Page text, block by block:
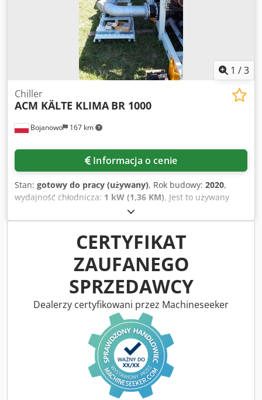
1 /3
Bojanowo 167 km
Chiller
ACM KÄLTE KLIMA BR 1000
Informacja o cenie
Stan: gotowy do pracy (używany), Rok budowy: 2020,
wydajność chłodnicza: 1 kW (1,36 KM), Jest to używany
agregat o nominalnej wydajności chłodniczej ~1000kW dla
parametrów woda +12/7°C. Sprężarki śrubowe firmy Bitzer.
Czynnik chłodniczy R513A. Agregat posiada wbudowaną
pompę, fabryczne naczynie rozprężne. Agregat w dobrym
stanie z naszego parku maszyn do wynajmu. Transport nie
jest wliczony w cenę urządzenia. Udzielamy 3 m-ce
gwarancji (dot. terytorium RP). Dwodpfxeq Rvwns Ahbea
CERTYFIKAT
ZAUFANEGO
SPRZEDAWCY
Dealerzy certyfikowani przez Machineseeker